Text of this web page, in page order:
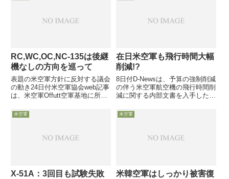
RC,WC,OC,NC-135は後継
機なしの方向を巡って
表題の米空軍方針に反対する議会
の動き24日付米空軍協会web記事
は、米空軍Offutt空軍基地に所属
の各種ISR機（RC,WC,OC,NC-
135）の維持整備に最新の効率的
在日米空軍も飛行時間大幅
削減!?
8日付D-Newsは、予算の強制削減
の伴う米空軍航空機の飛行時間削
減に関する内部文書を入手したと
個の飛行隊や航空団名を公開しま
した。文書によれば、在日米空軍
米空軍
X-51A：3回目も試験失敗
米空軍
米韓空軍はしっかり被害復